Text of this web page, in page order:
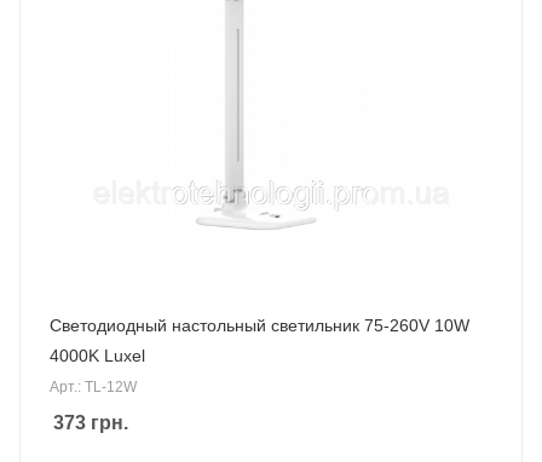
Светодиодный настольный светильник 75-260V 10W
4000K Luxel
Арт.: TL-12W
373 грн.